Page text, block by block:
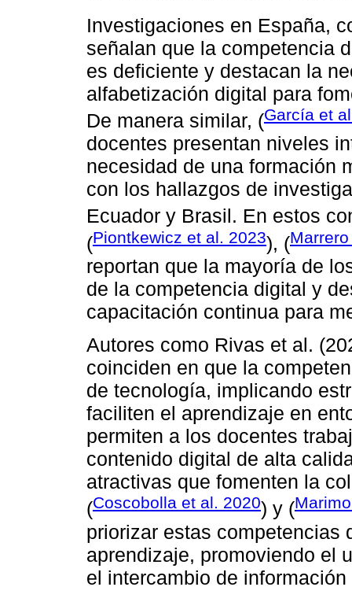
Investigaciones en España,
señalan que la competencia
es deficiente y destacan la
alfabetización digital para
De manera similar, (García et
docentes presentan niveles
necesidad de una formación
con los hallazgos de
Ecuador y Brasil. En estos
(Piontkewicz et al. 2023), (
reportan que la mayoría de
de la competencia digital y
capacitación continua para
Autores como Rivas et al.
coinciden en que la
de tecnología, implicando
faciliten el aprendizaje en
permiten a los docentes
contenido digital de alta
atractivas que fomenten la
(Coscobolla et al. 2020) y (
priorizar estas competencias
aprendizaje, promoviendo el
el intercambio de